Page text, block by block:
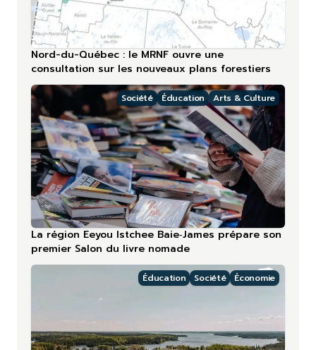
Nord-du-Québec : le MRNF ouvre une
consultation sur les nouveaux plans forestiers
Société Éducation Arts & Culture
La région Eeyou Istchee Baie‑James prépare son
premier Salon du livre nomade
Éducation Société Économie